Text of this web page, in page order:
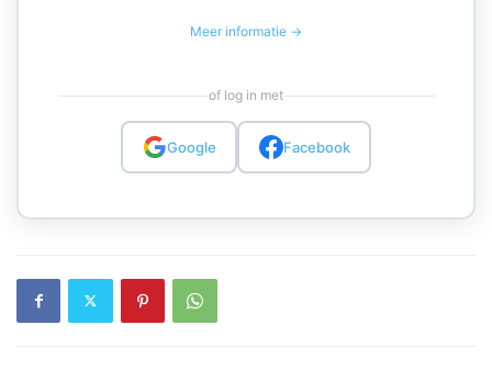
Meer informatie →
of log in met
Google Facebook